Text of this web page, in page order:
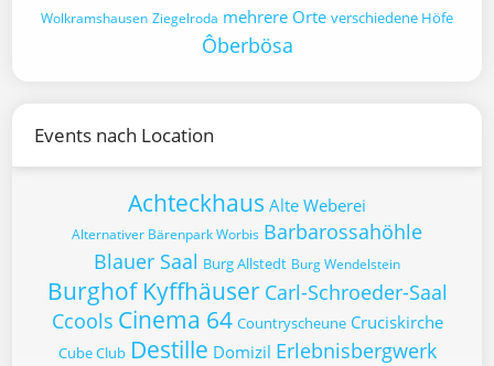
Wolkramshausen Ziegelroda mehrere Orte verschiedene Höfe
Ôberbösa
Events nach Location
Achteckhaus Alte Weberei
Alternativer Bärenpark Worbis Barbarossahöhle
Blauer Saal Burg Allstedt Burg Wendelstein
Burghof Kyffhäuser Carl-Schroeder-Saal
Ccools Cinema 64 Countryscheune Cruciskirche
Cube Club Destille Domizil Erlebnisbergwerk